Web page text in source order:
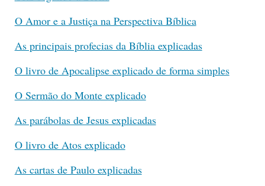
O Amor e a Justiça na Perspectiva Bíblica
As principais profecias da Bíblia explicadas
O livro de Apocalipse explicado de forma simples
O Sermão do Monte explicado
As parábolas de Jesus explicadas
O livro de Atos explicado
As cartas de Paulo explicadas